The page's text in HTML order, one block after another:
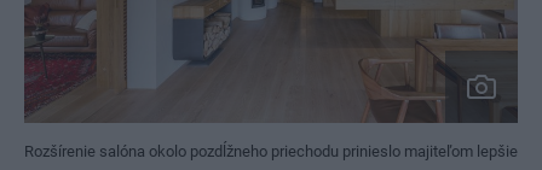
Rozšírenie salóna okolo pozdĺžneho priechodu prinieslo majiteľom lepšie